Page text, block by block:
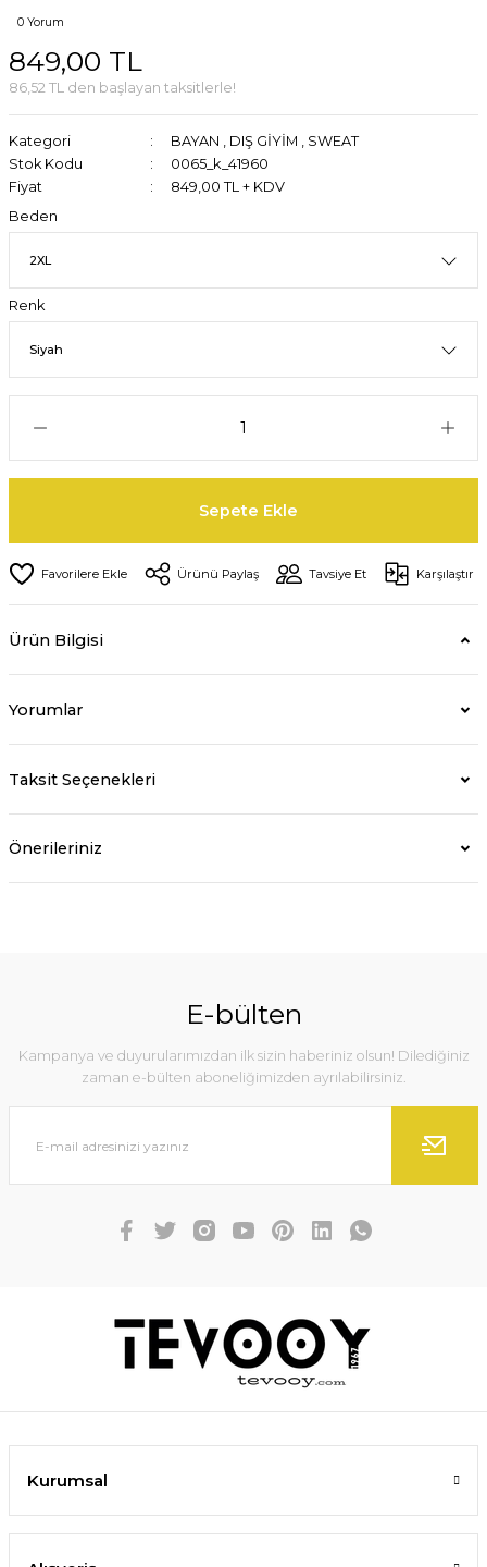
0 Yorum
849,00 TL
86,52 TL den başlayan taksitlerle!
Kategori BAYAN , DIŞ GİYİM , SWEAT
Stok Kodu
0065_k_41960
Fiyat
849,00 TL + KDV
Beden
Renk
Sepete Ekle
Ürünü Paylaş Tavsiye Et Karşılaştır
Ürün Bilgisi
Yorumlar
Taksit Seçenekleri
Önerileriniz
E-bülten
Kampanya ve duyurularımızdan ilk sizin haberiniz olsun! Dilediğiniz
zaman e-bülten aboneliğimizden ayrılabilirsiniz.
Kurumsal